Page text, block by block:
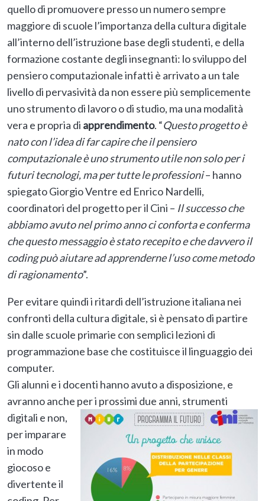
quello di promuovere presso un numero sempre
maggiore di scuole l’importanza della cultura digitale
all’interno dell’istruzione base degli studenti, e della
formazione costante degli insegnanti: lo sviluppo del
pensiero computazionale infatti è arrivato a un tale
livello di pervasività da non essere più semplicemente
uno strumento di lavoro o di studio, ma una modalità
vera e propria di apprendimento. “Questo progetto è
nato con l’idea di far capire che il pensiero
computazionale è uno strumento utile non solo per i
futuri tecnologi, ma per tutte le professioni– hanno
spiegato Giorgio Ventre ed Enrico Nardelli,
coordinatori del progetto per il Cini – Il successo che
abbiamo avuto nel primo anno ci conforta e conferma
che questo messaggio è stato recepito e che davvero il
coding può aiutare ad apprenderne l’uso come metodo
di ragionamento”.
Per evitare quindi i ritardi dell’istruzione italiana nei
confronti della cultura digitale, si è pensato di partire
sin dalle scuole primarie con semplici lezioni di
programmazione base che costituisce il linguaggio dei
computer.
Gli alunni e i docenti hanno avuto a disposizione, e
avranno anche per i prossimi due anni, strumenti
digitali e non,
per imparare
in modo
giocoso e
divertente il